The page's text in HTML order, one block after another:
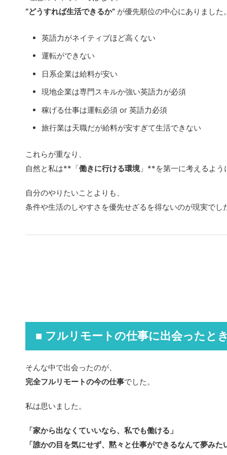
“どうすれば生活できるか” が優先順位の中心にありました。
英語力がネイティブほど高くない
運転ができない
日系企業は給料が安い
現地企業は専門スキルか強い英語力が必須
稼げる仕事は運転必須 or 英語力必須
旅行業は天職だが給料が安すぎて生活できない
これらが重なり、
自然と私は**「働きに行ける環境」**を第一に考えるよう
自分のやりたいことよりも、
条件や生活のしやすさを優先せざるを得ないのが現実でし
■ フルリモートの仕事に出会ったと
そんな中で出会ったのが、
完全フルリモートの今の仕事でした。
私は思いました。
「家から出なくていいなら、私でも働ける」
「誰かの目を気にせず、黙々と仕事ができるなんて夢みた